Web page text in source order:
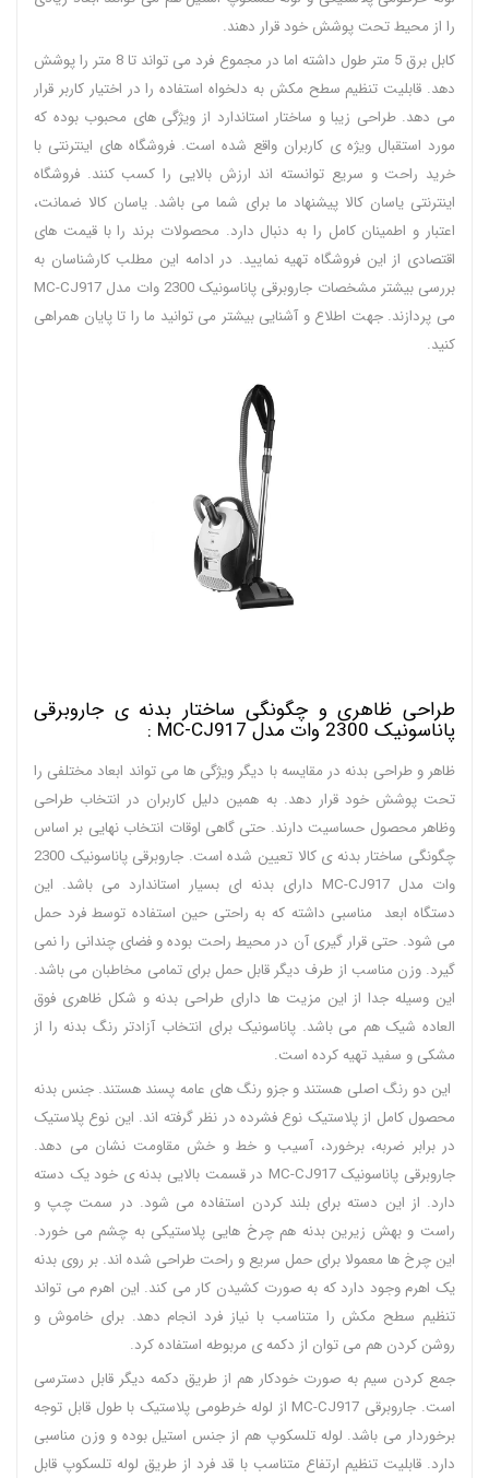
را از محیط تحت پوشش خود قرار دهند.
کابل برق 5 متر طول داشته اما در مجموع فرد می تواند تا 8 متر را پوشش
دهد. قابلیت تنظیم سطح مکش به دلخواه استفاده را در اختیار کاربر قرار
می دهد. طراحی زیبا و ساختار استاندارد از ویژگی های محبوب بوده که
مورد استقبال ویژه ی کاربران واقع شده است. فروشگاه های اینترنتی با
خرید راحت و سریع توانسته اند ارزش بالایی را کسب کنند. فروشگاه
اینترنتی یاسان کالا پیشنهاد ما برای شما می باشد. یاسان کالا ضمانت،
اعتبار و اطمینان کامل را به دنبال دارد. محصولات برند را با قیمت های
اقتصادی از این فروشگاه تهیه نمایید. در ادامه این مطلب کارشناسان به
بررسی بیشتر مشخصات جاروبرقی پاناسونیک 2300 وات مدل MC-CJ917
می پردازند. جهت اطلاع و آشنایی بیشتر می توانید ما را تا پایان همراهی
کنید.
طراحی ظاهری و چگونگی ساختار بدنه ی جاروبرقی
پاناسونیک 2300 وات مدل MC-CJ917 :
ظاهر و طراحی بدنه در مقایسه با دیگر ویژگی ها می تواند ابعاد مختلفی را
تحت پوشش خود قرار دهد. به همین دلیل کاربران در انتخاب طراحی
و‌ظاهر محصول حساسیت دارند. حتی گاهی اوقات انتخاب نهایی بر اساس
چگونگی ساختار بدنه ی کالا تعیین شده است. جاروبرقی پاناسونیک 2300
وات مدل MC-CJ917 دارای بدنه ای بسیار استاندارد می باشد. این
دستگاه ابعد مناسبی داشته که به راحتی حین استفاده توسط فرد حمل
می شود. حتی قرار گیری آن در محیط راحت بوده و فضای چندانی را نمی
گیرد. وزن مناسب از طرف دیگر قابل حمل برای تمامی مخاطبان می باشد.
این وسیله جدا از این مزیت ها دارای طراحی بدنه و شکل ظاهری فوق
العاده شیک هم می باشد. پاناسونیک برای انتخاب آزادتر رنگ بدنه را از
مشکی و سفید تهیه کرده است.
این دو رنگ اصلی هستند و جزو رنگ های عامه پسند هستند. جنس بدنه
محصول کامل از پلاستیک نوع فشرده در نظر گرفته اند. این نوع پلاستیک
در برابر ضربه، برخورد، آسیب و خط و خش مقاومت نشان می دهد.
جاروبرقی پاناسونیک MC-CJ917 در قسمت بالایی بدنه ی خود یک دسته
دارد. از این دسته برای بلند کردن استفاده می شود. در سمت چپ و
راست و بهش زیرین بدنه هم چرخ هایی پلاستیکی به چشم می خورد.
این چرخ ها معمولا برای حمل سریع و راحت طراحی شده اند. بر روی بدنه
یک اهرم وجود دارد که به صورت کشیدن کار می کند. این اهرم می تواند
تنظیم سطح مکش را متناسب با نیاز فرد انجام دهد. برای خاموش و
روشن کردن هم می توان از دکمه ی مربوطه استفاده کرد.
جمع کردن سیم به صورت خودکار هم از طریق دکمه دیگر قابل دسترسی
است. جاروبرقی MC-CJ917 از لوله خرطومی پلاستیک با طول قابل توجه
برخوردار می باشد. لوله تلسکوپ هم از جنس استیل بوده و وزن مناسبی
دارد. قابلیت تنظیم ارتفاع متناسب با قد فرد از طریق لوله تلسکوپ قابل